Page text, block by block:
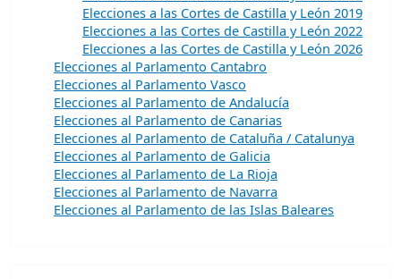
Elecciones a las Cortes de Castilla y León 2019
Elecciones a las Cortes de Castilla y León 2022
Elecciones a las Cortes de Castilla y León 2026
Elecciones al Parlamento Cantabro
Elecciones al Parlamento Vasco
Elecciones al Parlamento de Andalucía
Elecciones al Parlamento de Canarias
Elecciones al Parlamento de Cataluña / Catalunya
Elecciones al Parlamento de Galicia
Elecciones al Parlamento de La Rioja
Elecciones al Parlamento de Navarra
Elecciones al Parlamento de las Islas Baleares